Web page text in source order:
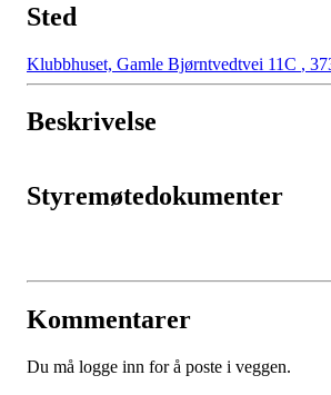
Sted
Klubbhuset, Gamle Bjørntvedtvei 11C ,
Beskrivelse
Styremøtedokumenter
Kommentarer
Du må logge inn for å poste i veggen.